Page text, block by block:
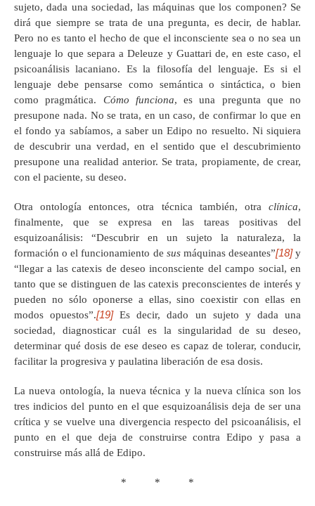
sujeto, dada una sociedad, las máquinas que los componen? Se
dirá que siempre se trata de una pregunta, es decir, de hablar.
Pero no es tanto el hecho de que el inconsciente sea o no sea un
lenguaje lo que separa a Deleuze y Guattari de, en este caso, el
psicoanálisis lacaniano. Es la filosofía del lenguaje. Es si el
lenguaje debe pensarse como semántica o sintáctica, o bien
como pragmática. Cómo funciona, es una pregunta que no
presupone nada. No se trata, en un caso, de confirmar lo que en
el fondo ya sabíamos, a saber un Edipo no resuelto. Ni siquiera
de descubrir una verdad, en el sentido que el descubrimiento
presupone una realidad anterior. Se trata, propiamente, de crear,
con el paciente, su deseo.
Otra ontología entonces, otra técnica también, otra clínica,
finalmente, que se expresa en las tareas positivas del
esquizoanálisis: “Descubrir en un sujeto la naturaleza, la
formación o el funcionamiento de sus máquinas deseantes”[18]y
“llegar a las catexis de deseo inconsciente del campo social, en
tanto que se distinguen de las catexis preconscientes de interés y
pueden no sólo oponerse a ellas, sino coexistir con ellas en
modos opuestos”.[19]Es decir, dado un sujeto y dada una
sociedad, diagnosticar cuál es la singularidad de su deseo,
determinar qué dosis de ese deseo es capaz de tolerar, conducir,
facilitar la progresiva y paulatina liberación de esa dosis.
La nueva ontología, la nueva técnica y la nueva clínica son los
tres indicios del punto en el que esquizoanálisis deja de ser una
crítica y se vuelve una divergencia respecto del psicoanálisis, el
punto en el que deja de construirse contra Edipo y pasa a
construirse más allá de Edipo.
* * *